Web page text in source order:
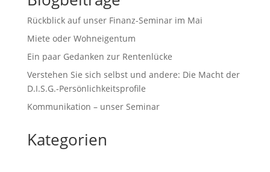
Rückblick auf unser Finanz-Seminar im Mai
Miete oder Wohneigentum
Ein paar Gedanken zur Rentenlücke
Verstehen Sie sich selbst und andere: Die Macht der
D.I.S.G.-Persönlichkeitsprofile
Kommunikation – unser Seminar
Kategorien